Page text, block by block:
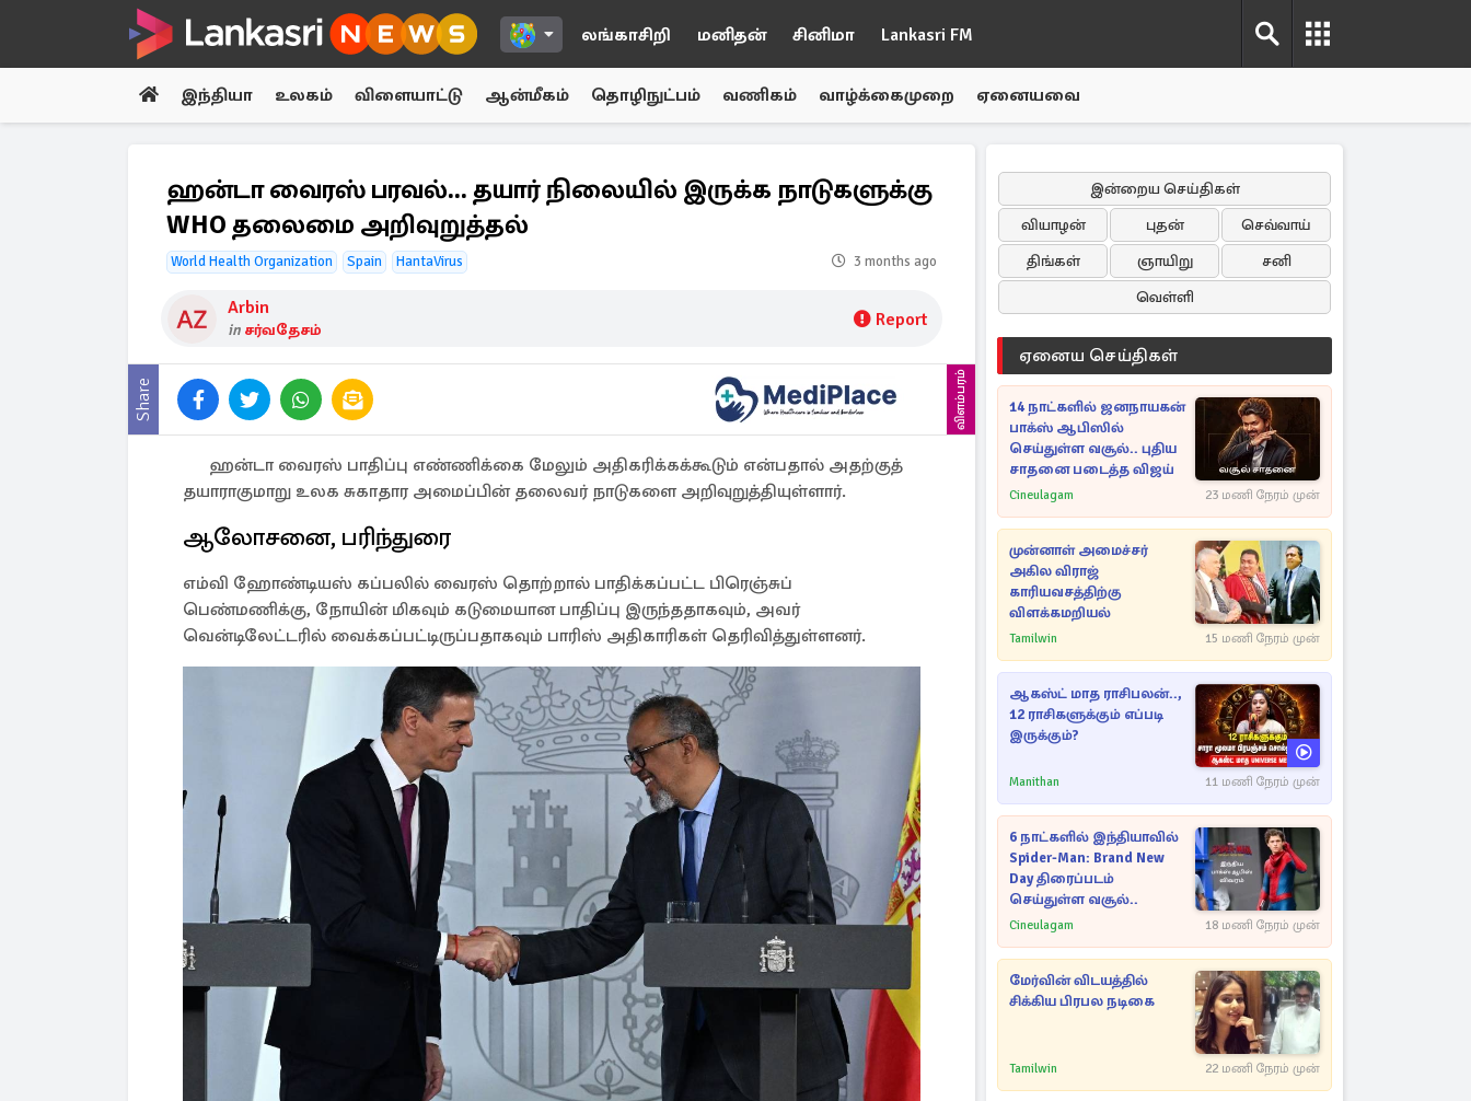
லங்காசிறி மனிதன் சினிமா Lankasri FM
இந்தியா உலகம் விளையாட்டு ஆன்மீகம் தொழிநுட்பம் வணிகம் வாழ்க்கைமுறை ஏனையவை
ஹன்டா வைரஸ் பரவல்... தயார் நிலையில் இருக்க நாடுகளுக்கு
WHO தலைமை அறிவுறுத்தல்
World Health Organization Spain HantaVirus 3 months ago
Arbin
in சர்வதேசம் Report
Share விளம்பரம்
ஹன்டா வைரஸ் பாதிப்பு எண்ணிக்கை மேலும் அதிகரிக்கக்கூடும் என்பதால் அதற்குத்
தயாராகுமாறு உலக சுகாதார அமைப்பின் தலைவர் நாடுகளை அறிவுறுத்தியுள்ளார்.
ஆலோசனை, பரிந்துரை
எம்வி ஹோண்டியஸ் கப்பலில் வைரஸ் தொற்றால் பாதிக்கப்பட்ட பிரெஞ்சுப்
பெண்மணிக்கு, நோயின் மிகவும் கடுமையான பாதிப்பு இருந்ததாகவும், அவர்
வென்டிலேட்டரில் வைக்கப்பட்டிருப்பதாகவும் பாரிஸ் அதிகாரிகள் தெரிவித்துள்ளனர்.
இன்றைய செய்திகள்
வியாழன்
புதன்
செவ்வாய்
திங்கள்
ஞாயிறு
சனி
வெள்ளி
ஏனைய செய்திகள்
14 நாட்களில் ஜனநாயகன்
பாக்ஸ் ஆபிஸில்
செய்துள்ள வசூல்.. புதிய
சாதனை படைத்த விஜய்
Cineulagam 23 மணி நேரம் முன்
முன்னாள் அமைச்சர்
அகில விராஜ்
காரியவசத்திற்கு
விளக்கமறியல்
Tamilwin 15 மணி நேரம் முன்
ஆகஸ்ட் மாத ராசிபலன்..,
12 ராசிகளுக்கும் எப்படி
இருக்கும்?
Manithan 11 மணி நேரம் முன்
6 நாட்களில் இந்தியாவில்
Spider-Man: Brand New
Day திரைப்படம்
செய்துள்ள வசூல்..
Cineulagam 18 மணி நேரம் முன்
மேர்வின் விடயத்தில்
சிக்கிய பிரபல நடிகை
Tamilwin 22 மணி நேரம் முன்